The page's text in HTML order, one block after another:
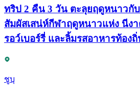
ทริป 2 คืน 3 วัน ตะลุยฤดูหนาวกั
สัมผัสเสน่ห์กีฬาฤดูหนาวแห่ง นีงา
รอว์เบอร์รี่ และลิ้มรสอาหารท้อง
ชูบุ